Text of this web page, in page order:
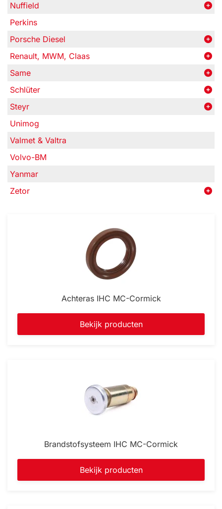
Nuffield
Perkins
Porsche Diesel
Renault, MWM, Claas
Same
Schlüter
Steyr
Unimog
Valmet & Valtra
Volvo-BM
Yanmar
Zetor
Achteras IHC MC-Cormick
Bekijk producten
Brandstofsysteem IHC MC-Cormick
Bekijk producten